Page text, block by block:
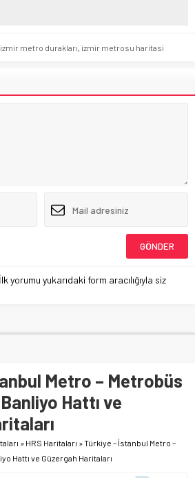
izmir metro durakları, izmir metrosu haritasi
yorumu yukarıdaki form aracılığıyla siz
Metro – Metrobüs
Hattı ve
» HRS Haritaları »Türkiye – İstanbul Metro –
Hattı ve Güzergah Haritaları